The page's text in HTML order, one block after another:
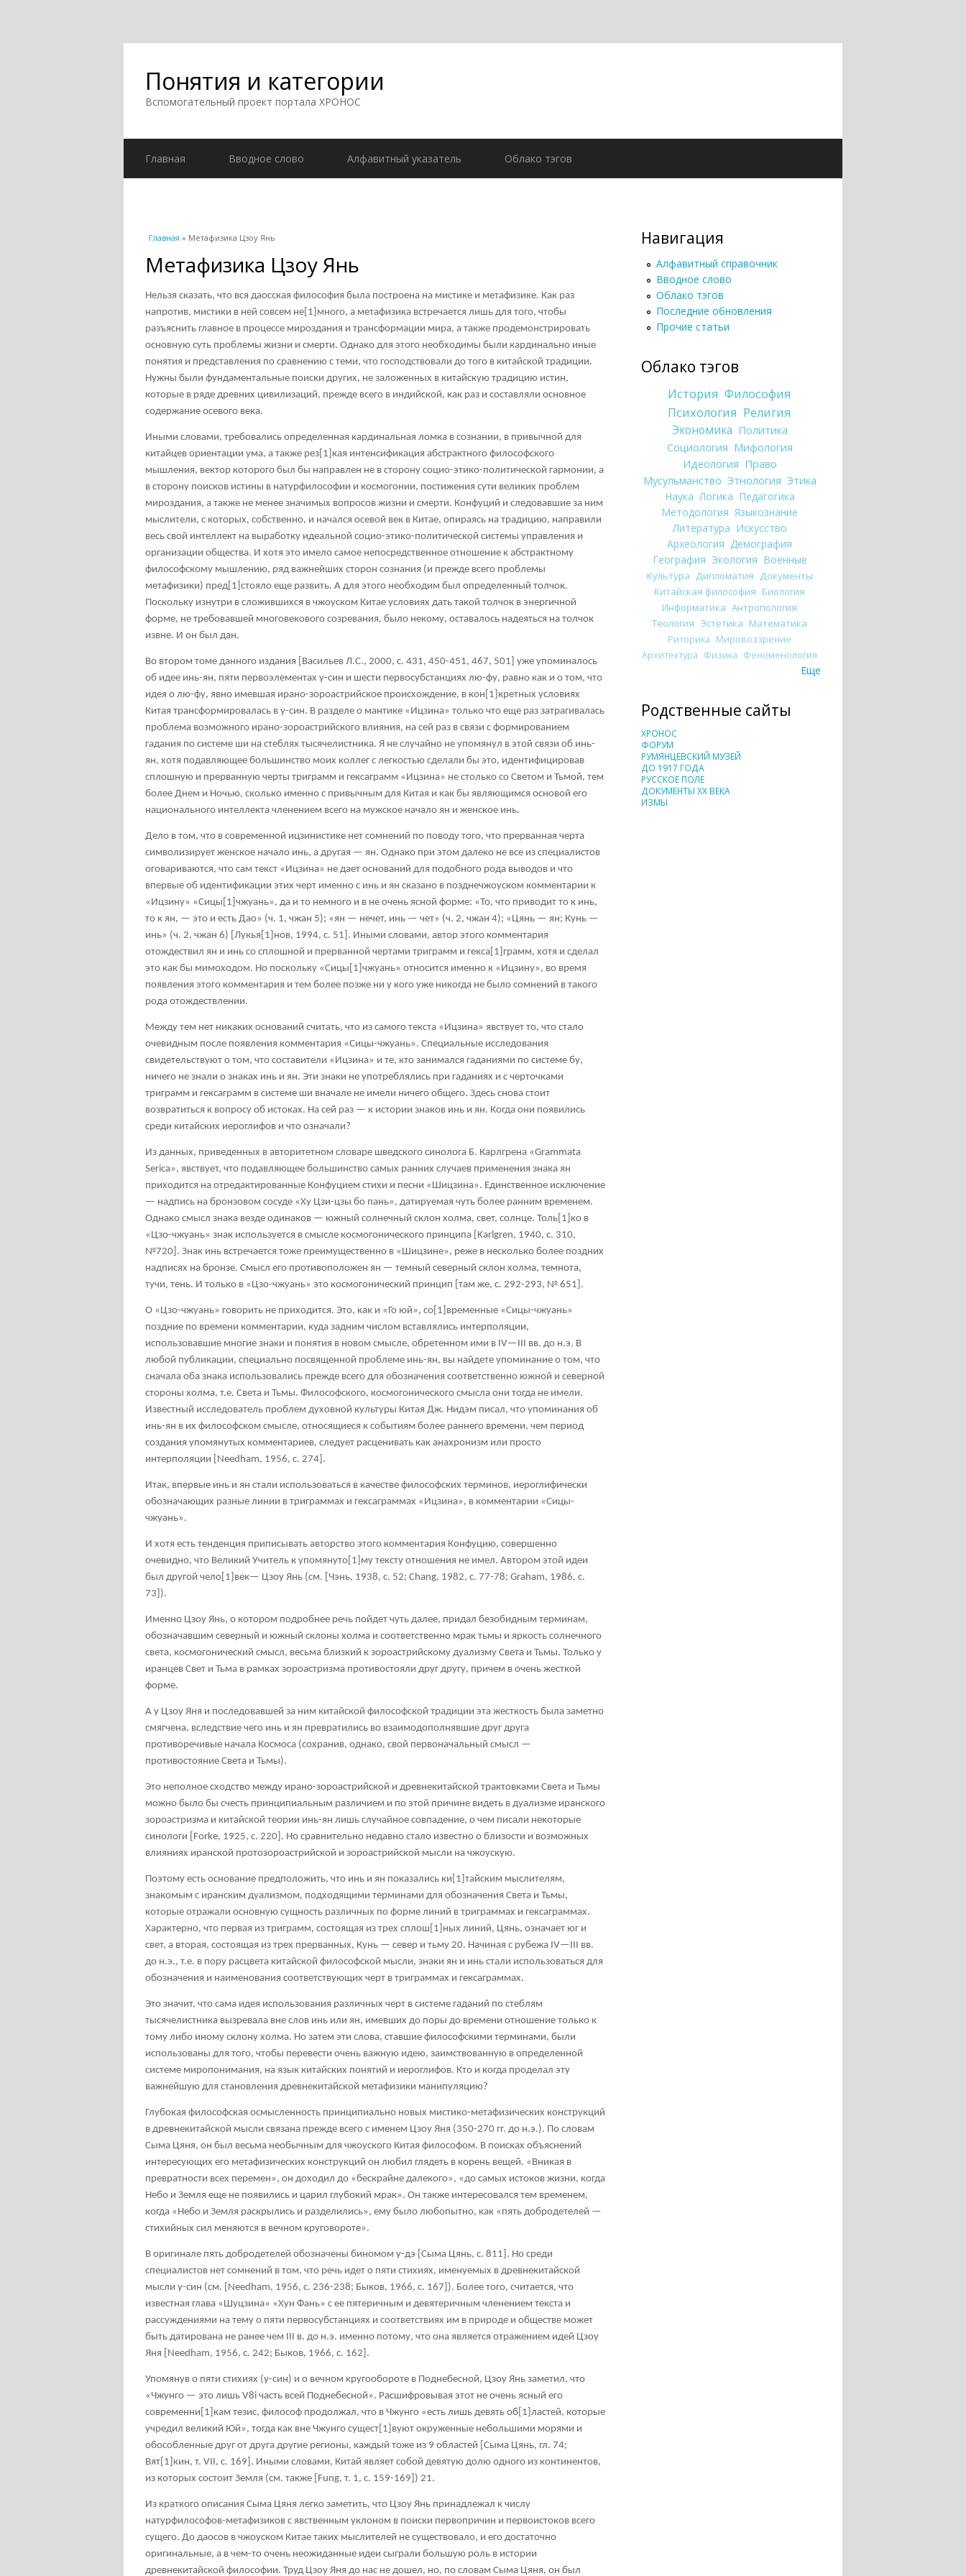
Понятия и категории
Вспомогательный проект портала ХРОНОС
Главная Вводное слово Алфавитный указатель Облако тэгов
Вы здесь
Главная » Метафизика Цзоу Янь
Метафизика Цзоу Янь
Нельзя сказать, что вся даосская философия была построена на мистике и метафизике. Как раз
напротив, мистики в ней совсем не [1] много, а метафизика встречается лишь для того, чтобы
разъяснить главное в процессе мироздания и трансформации мира, а также продемонстрировать
основную суть проблемы жизни и смерти. Однако для этого необходимы были кардинально иные
понятия и представления по сравнению с теми, что господствовали до того в китайской традиции.
Нужны были фундаментальные поиски других, не заложенных в китайскую традицию истин,
которые в ряде древних цивилизаций, прежде всего в индийской, как раз и составляли основное
содержание осевого века.
Иными словами, требовались определенная кардинальная ломка в сознании, в привычной для
китайцев ориентации ума, а также рез [1] кая интенсификация абстрактного философского
мышления, вектор которого был бы направлен не в сторону социо-этико-политической гармонии, а
в сторону поисков истины в натурфилософии и космогонии, постижения сути великих проблем
мироздания, а также не менее значимых вопросов жизни и смерти. Конфуций и следовавшие за ним
мыслители, с которых, собственно, и начался осевой век в Китае, опираясь на традицию, направили
весь свой интеллект на выработку идеальной социо-этико-политической системы управления и
организации общества. И хотя это имело самое непосредственное отношение к абстрактному
философскому мышлению, ряд важнейших сторон сознания (и прежде всего проблемы
метафизики) пред[1] стояло еще развить. А для этого необходим был определенный толчок.
Поскольку изнутри в сложившихся в чжоуском Китае условиях дать такой толчок в энергичной
форме, не требовавшей многовекового созревания, было некому, оставалось надеяться на толчок
извне. И он был дан.
Во втором томе данного издания [Васильев Л.C., 2000, с. 431, 450-451, 467, 501] уже упоминалось
об идее инь-ян, пяти первоэлементах у-син и шести первосубстанциях лю-фу, равно как и о том, что
идея о лю-фу, явно имевшая ирано-зороастрийское происхождение, в кон [1] кретных условиях
Китая трансформировалась в у-син. В разделе о мантике «Ицзина» только что еще раз затрагивалась
проблема возможного ирано-зороастрийского влияния, на сей раз в связи с формированием
гадания по системе ши на стеблях тысячелистника. Я не случайно не упомянул в этой связи об инь-
ян, хотя подавляющее большинство моих коллег с легкостью сделали бы это, идентифицировав
сплошную и прерванную черты триграмм и гексаграмм «Ицзина» не столько со Светом и Тьмой, тем
более Днем и Ночью, сколько именно с привычным для Китая и как бы являющимся основой его
национального интеллекта членением всего на мужское начало ян и женское инь.
Дело в том, что в современной ицзинистике нет сомнений по поводу того, что прерванная черта
символизирует женское начало инь, а другая — ян. Однако при этом далеко не все из специалистов
оговариваются, что сам текст «Ицзина» не дает оснований для подобного рода выводов и что
впервые об идентификации этих черт именно с инь и ян сказано в позднечжоуском комментарии к
«Ицзину» «Сицы [1] чжуань», да и то немного и в не очень ясной форме: «То, что приводит то к инь,
то к ян, — это и есть Дао» (ч. 1, чжан 5); «ян — нечет, инь — чет» (ч. 2, чжан 4); «Цянь — ян; Кунь —
инь» (ч. 2, чжан 6) [Лукья [1] нов, 1994, с. 51]. Иными словами, автор этого комментария
отождествил ян и инь со сплошной и прерванной чертами триграмм и гекса [1] грамм, хотя и сделал
это как бы мимоходом. Но поскольку «Сицы [1] чжуань» относится именно к «Ицзину», во время
появления этого комментария и тем более позже ни у кого уже никогда не было сомнений в такого
рода отождествлении.
Между тем нет никаких оснований считать, что из самого текста «Ицзина» явствует то, что стало
очевидным после появления комментария «Сицы-чжуань». Специальные исследования
свидетельствуют о том, что составители «Ицзина» и те, кто занимался гаданиями по системе бу,
ничего не знали о знаках инь и ян. Эти знаки не употреблялись при гаданиях и с черточками
триграмм и гексаграмм в системе ши вначале не имели ничего общего. Здесь снова стоит
возвратиться к вопросу об истоках. На сей раз — к истории знаков инь и ян. Когда они появились
среди китайских иероглифов и что означали?
Из данных, приведенных в авторитетном словаре шведского синолога Б. Карлгрена «Grammata
Serica», явствует, что подавляющее большинство самых ранних случаев применения знака ян
приходится на отредактированные Конфуцием стихи и песни «Шицзина». Единственное исключение
— надпись на бронзовом сосуде «Ху Цзи-цзы бо пань», датируемая чуть более ранним временем.
Однако смысл знака везде одинаков — южный солнечный склон холма, свет, солнце. Толь [1] ко в
«Цзо-чжуань» знак используется в смысле космогонического принципа [Karlgren, 1940, с. 310,
№720]. Знак инь встречается тоже преимущественно в «Шицзине», реже в несколько более поздних
надписях на бронзе. Смысл его противоположен ян — темный северный склон холма, темнота,
тучи, тень. И только в «Цзо-чжуань» это космогонический принцип [там же, с. 292-293, № 651].
О «Цзо-чжуань» говорить не приходится. Это, как и «Го юй», со [1] временные «Сицы-чжуань»
поздние по времени комментарии, куда задним числом вставлялись интерполяции,
использовавшие многие знаки и понятия в новом смысле, обретенном ими в IV—III вв. до н.э. В
любой публикации, специально посвященной проблеме инь-ян, вы найдете упоминание о том, что
сначала оба знака использовались прежде всего для обозначения соответственно южной и северной
стороны холма, т.е. Света и Тьмы. Философского, космогонического смысла они тогда не имели.
Известный исследователь проблем духовной культуры Китая Дж. Нидэм писал, что упоминания об
инь-ян в их философском смысле, относящиеся к событиям более раннего времени, чем период
создания упомянутых комментариев, следует расценивать как анахронизм или просто
интерполяции [Needham, 1956, с. 274].
Итак, впервые инь и ян стали использоваться в качестве философских терминов, иероглифически
обозначающих разные линии в триграммах и гексаграммах «Ицзина», в комментарии «Сицы-
чжуань».
И хотя есть тенденция приписывать авторство этого комментария Конфуцию, совершенно
очевидно, что Великий Учитель к упомянуто [1] му тексту отношения не имел. Автором этой идеи
был другой чело [1] век— Цзоу Янь (см. [Чэнь, 1938, с. 52; Chang, 1982, с. 77-78; Graham, 1986, с.
73]).
Именно Цзоу Янь, о котором подробнее речь пойдет чуть далее, придал безобидным терминам,
обозначавшим северный и южный склоны холма и соответственно мрак тьмы и яркость солнечного
света, космогонический смысл, весьма близкий к зороастрийскому дуализму Света и Тьмы. Только у
иранцев Свет и Тьма в рамках зороастризма противостояли друг другу, причем в очень жесткой
форме.
А у Цзоу Яня и последовавшей за ним китайской философской традиции эта жесткость была заметно
смягчена, вследствие чего инь и ян превратились во взаимодополнявшие друг друга
противоречивые начала Космоса (сохранив, однако, свой первоначальный смысл —
противостояние Света и Тьмы).
Это неполное сходство между ирано-зороастрийской и древнекитайской трактовками Света и Тьмы
можно было бы счесть принципиальным различием и по этой причине видеть в дуализме иранского
зороастризма и китайской теории инь-ян лишь случайное совпадение, о чем писали некоторые
синологи [Forke, 1925, с. 220]. Но сравнительно недавно стало известно о близости и возможных
влияниях иранской протозороастрийской и зороастрийской мысли на чжоускую.
Поэтому есть основание предположить, что инь и ян показались ки [1] тайским мыслителям,
знакомым с иранским дуализмом, подходящими терминами для обозначения Света и Тьмы,
которые отражали основную сущность различных по форме линий в триграммах и гексаграммах.
Характерно, что первая из триграмм, состоящая из трех сплош [1] ных линий, Цянь, означает юг и
свет, а вторая, состоящая из трех прерванных, Кунь — север и тьму 20. Начиная с рубежа IV—III вв.
до н.э., т.е. в пору расцвета китайской философской мысли, знаки ян и инь стали использоваться для
обозначения и наименования соответствующих черт в триграммах и гексаграммах.
Это значит, что сама идея использования различных черт в системе гаданий по стеблям
тысячелистника вызревала вне слов инь или ян, имевших до поры до времени отношение только к
тому либо иному склону холма. Но затем эти слова, ставшие философскими терминами, были
использованы для того, чтобы перевести очень важную идею, заимствованную в определенной
системе миропонимания, на язык китайских понятий и иероглифов. Кто и когда проделал эту
важнейшую для становления древнекитайской метафизики манипуляцию?
Глубокая философская осмысленность принципиально новых мистико-метафизических конструкций
в древнекитайской мысли связана прежде всего с именем Цзоу Яня (350-270 гг. до н.э.). По словам
Сыма Цяня, он был весьма необычным для чжоуского Китая философом. В поисках объяснений
интересующих его метафизических конструкций он любил глядеть в корень вещей. «Вникая в
превратности всех перемен», он доходил до «бескрайне далекого», «до самых истоков жизни, когда
Небо и Земля еще не появились и царил глубокий мрак». Он также интересовался тем временем,
когда «Небо и Земля раскрылись и разделились», ему было любопытно, как «пять добродетелей —
стихийных сил меняются в вечном круговороте».
В оригинале пять добродетелей обозначены биномом у-дэ [Сыма Цянь, с. 811]. Но среди
специалистов нет сомнений в том, что речь идет о пяти стихиях, именуемых в древнекитайской
мысли у-син (см. [Needham, 1956, с. 236-238; Быков, 1966, с. 167]). Более того, считается, что
известная глава «Шуцзина» «Хун Фань» с ее пятеричным и девятеричным членением текста и
рассуждениями на тему о пяти первосубстанциях и соответствиях им в природе и обществе может
быть датирована не ранее чем III в. до н.э. именно потому, что она является отражением идей Цзоу
Яня [Needham, 1956, с. 242; Быков, 1966, с. 162].
Упомянув о пяти стихиях (у-син) и о вечном кругообороте в Поднебесной, Цзоу Янь заметил, что
«Чжунго — это лишь V8i часть всей Поднебесной». Расшифровывая этот не очень ясный его
современни [1] кам тезис, философ продолжал, что в Чжунго «есть лишь девять об [1] ластей, которые
учредил великий Юй», тогда как вне Чжунго сущест [1] вуют окруженные небольшими морями и
обособленные друг от друга другие регионы, каждый тоже из 9 областей [Сыма Цянь, гл. 74;
Вят [1] кин, т. VII, с. 169]. Иными словами, Китай являет собой девятую долю одного из континентов,
из которых состоит Земля (см. также [Fung, т. 1, с. 159-169]) 21.
Из краткого описания Сыма Цяня легко заметить, что Цзоу Янь принадлежал к числу
натурфилософов-метафизиков с явственным уклоном в поиски первопричин и первоистоков всего
сущего. До даосов в чжоуском Китае таких мыслителей не существовало, и его достаточно
оригинальные, а в чем-то очень неожиданные идеи сыграли большую роль в истории
древнекитайской философии. Труд Цзоу Яня до нас не дошел, но, по словам Сыма Цяня, он был
Навигация
Алфавитный справочник
Вводное слово
Облако тэгов
Последние обновления
Прочие статьи
Облако тэгов
История Философия
Психология Религия
Экономика Политика
Социология Мифология
Идеология Право
Мусульманство Этнология Этика
Наука Логика Педагогика
Методология Языкознание
Литература Искусство
Археология Демография
География Экология Военные
Культура Дипломатия Документы
Китайская философия Биология
Информатика Антропология
Теология Эстетика Математика
Риторика Мировоззрение
Архитектура Физика Феноменология
Еще
Родственные сайты
ХРОНОС
ФОРУМ
РУМЯНЦЕВСКИЙ МУЗЕЙ
ДО 1917 ГОДА
РУССКОЕ ПОЛЕ
ДОКУМЕНТЫ XX ВЕКА
ИЗМЫ